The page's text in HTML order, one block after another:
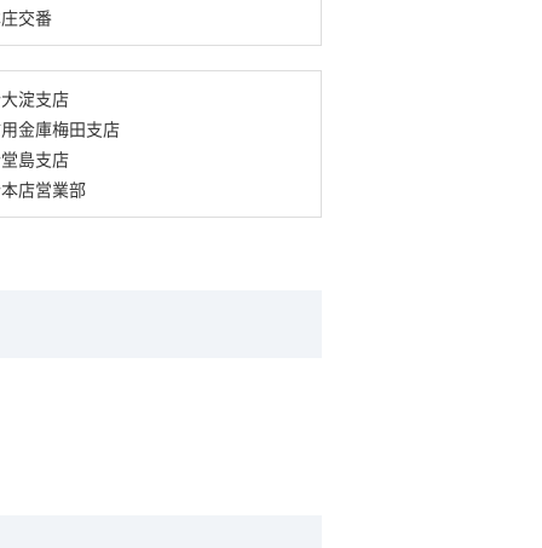
交番
淀支店
金庫梅田支店
島支店
店営業部